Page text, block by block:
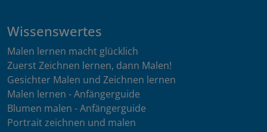
Wissenswertes
Malen lernen macht glücklich
Zuerst Zeichnen lernen, dann Malen!
Gesichter Malen und Zeichnen lernen
Malen lernen - Anfängerguide
Blumen malen - Anfängerguide
Portrait zeichnen und malen